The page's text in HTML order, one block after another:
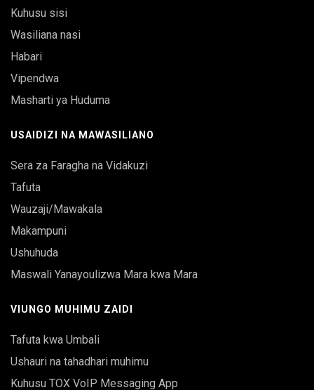
Kuhusu sisi
Wasiliana nasi
Habari
Vipendwa
Masharti ya Huduma
USAIDIZI NA MAWASILIANO
Sera za Faragha na Vidakuzi
Tafuta
Wauzaji/Mawakala
Makampuni
Ushuhuda
Maswali Yanayoulizwa Mara kwa Mara
VIUNGO MUHIMU ZAIDI
Tafuta kwa Umbali
Ushauri na tahadhari muhimu
Kuhusu TOX VoIP Messaging App